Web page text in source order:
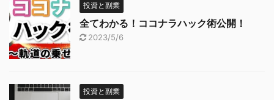
投資と副業
全てわかる！ココナラハック術公開！
2023/5/6
投資と副業